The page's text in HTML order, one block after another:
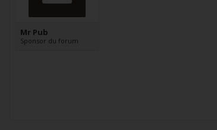
Mr Pub
Sponsor du forum